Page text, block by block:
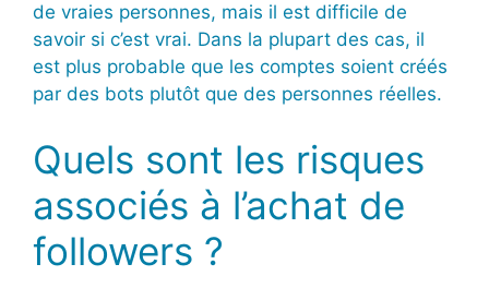
de vraies personnes, mais il est difficile de
savoir si c’est vrai. Dans la plupart des cas, il
est plus probable que les comptes soient créés
par des bots plutôt que des personnes réelles.
Quels sont les risques
associés à l’achat de
followers ?